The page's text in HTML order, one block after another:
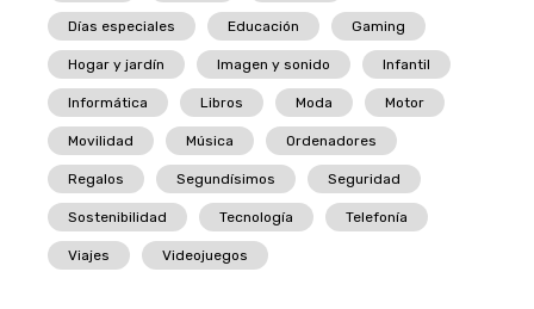
Días especiales Educación Gaming
Hogar y jardín Imagen y sonido Infantil
Informática Libros Moda Motor
Movilidad Música Ordenadores
Regalos Segundísimos Seguridad
Sostenibilidad Tecnología Telefonía
Viajes Videojuegos